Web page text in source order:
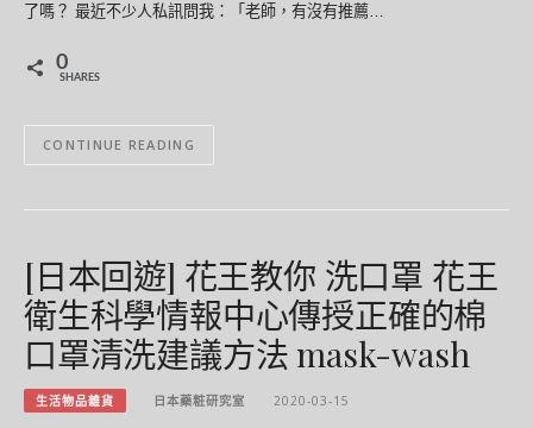
了嗎？ 最近不少人私訊問我：「老師，有沒有推薦…
0
SHARES
CONTINUE READING
[日本回遊] 花王教你 洗口罩 花王
衛生科學情報中心傳授正確的棉
口罩清洗建議方法 mask-wash
生活物品雜貨 日本藥粧研究室 2020-03-15